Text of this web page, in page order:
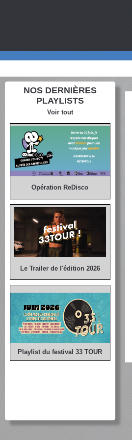
NOS DERNIÈRES
PLAYLISTS
Voir tout
Opération ReDisco
Le Trailer de l'édition 2026
Playlist du festival 33 TOUR